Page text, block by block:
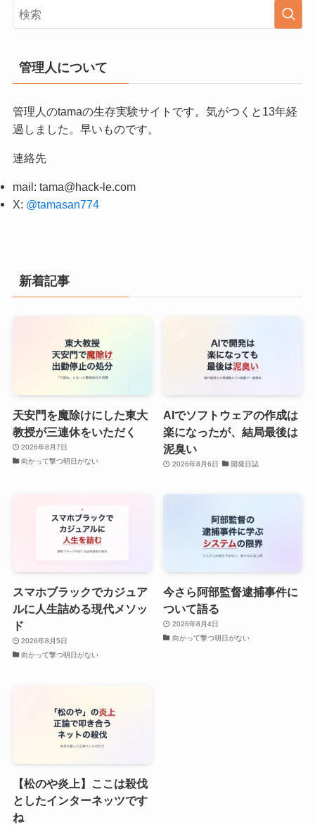
管理人について
管理人のtamaの生存実験サイトです。気がつくと13年経
過しました。早いものです。
連絡先
mail: tama@hack-le.com
X: @tamasan774
新着記事
天安門を魔除けにした東大
教授が三連休をいただく
2026年8月7日
向かって撃つ明日がない
AIでソフトウェアの作成は
楽になったが、結局最後は
泥臭い
2026年8月6日 開発日誌
スマホブラックでカジュア
ルに人生詰める現代メソッ
ド
2026年8月5日
向かって撃つ明日がない
今さら阿部監督逮捕事件に
ついて語る
2026年8月4日
向かって撃つ明日がない
【松のや炎上】ここは殺伐
としたインターネッツです
ね